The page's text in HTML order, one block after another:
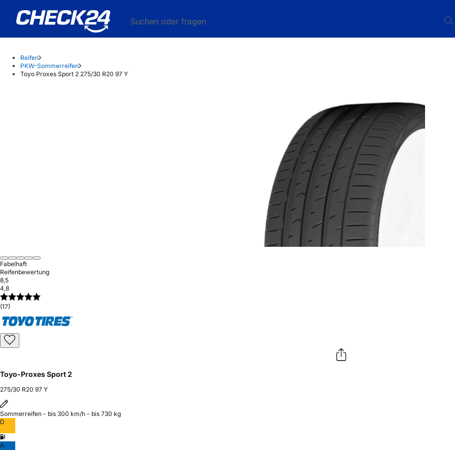
Suchen oder fragen
Reifen
PKW-Sommerreifen
Toyo Proxes Sport 2 275/30 R20 97 Y
Fabelhaft
Reifenbewertung
8,5
4,8
(17)
Toyo-Proxes Sport 2
275/30 R20 97 Y
Sommerreifen - bis 300 km/h - bis 730 kg
D
A